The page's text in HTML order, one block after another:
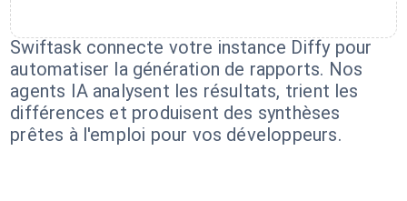
Swiftask connecte votre instance Diffy pour
automatiser la génération de rapports. Nos
agents IA analysent les résultats, trient les
différences et produisent des synthèses
prêtes à l'emploi pour vos développeurs.